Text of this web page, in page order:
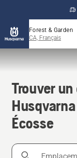
Forest & Garden
CA, Français
Trouver
Écosse
Emplacement